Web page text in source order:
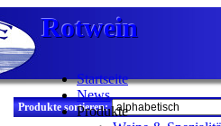
Startseite
News
Produkte
Rotwein
Rotwein
Rotwein
Produkte sortieren: